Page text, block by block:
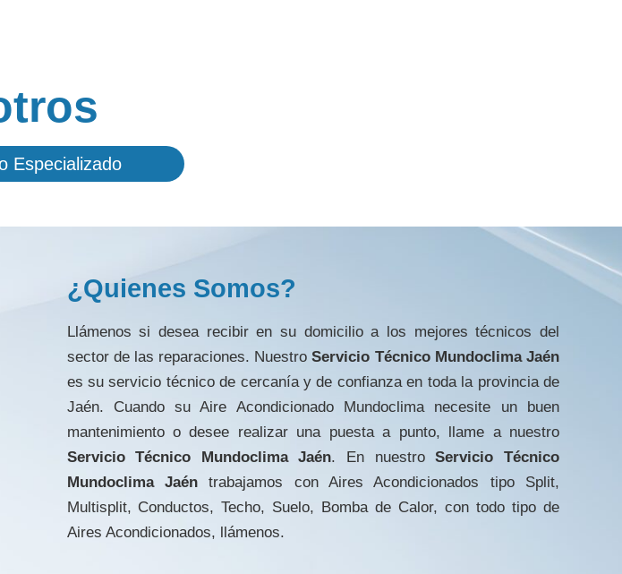
Especializado
¿Quienes Somos?
Llámenos si desea recibir en su domicilio a los mejores técnicos del
sector de las reparaciones. NuestroServicio Técnico Mundoclima Jaén
es su servicio técnico de cercanía y de confianza en toda la provincia de
Jaén. Cuando su Aire Acondicionado Mundoclima necesite un buen
mantenimiento o desee realizar una puesta a punto, llame a nuestro
Servicio Técnico Mundoclima Jaén. En nuestroServicio Técnico
Mundoclima Jaéntrabajamos con Aires Acondicionados tipo Split,
Multisplit, Conductos, Techo, Suelo, Bomba de Calor, con todo tipo de
Aires Acondicionados, llámenos.